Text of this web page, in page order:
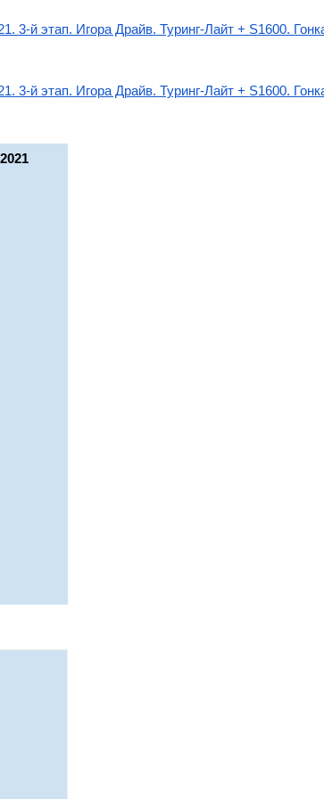
3-й этап. Игора Драйв. Туринг-Лайт + S1600.
3-й этап. Игора Драйв. Туринг-Лайт + S1600.